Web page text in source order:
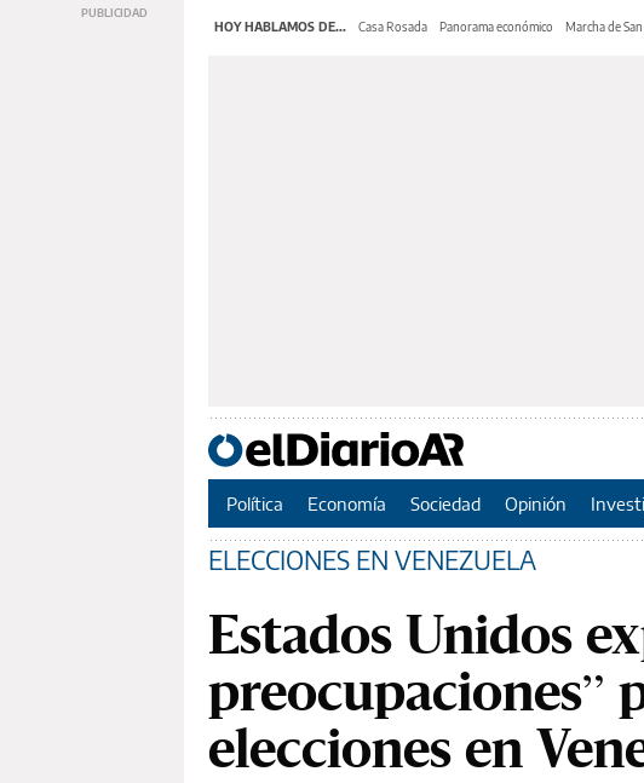
HOY HABLAMOS DE... Casa Rosada Panorama económico Marcha de
Política Economía Sociedad Opinión
ELECCIONES EN VENEZUELA
Estados Unidos
preocupaciones”
elecciones en